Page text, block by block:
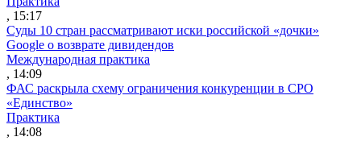
, 15:17
Суды 10 стран рассматривают иски российской «дочки»
Google о возврате дивидендов
Международная практика
, 14:09
ФАС раскрыла схему ограничения конкуренции в СРО
«Единство»
Практика
, 14:08